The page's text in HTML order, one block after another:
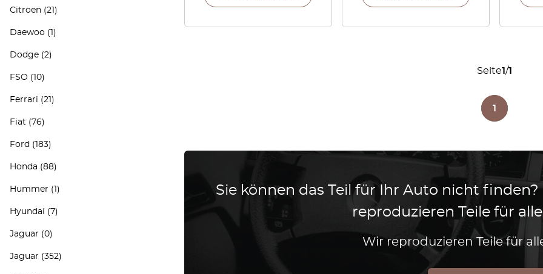
Citroen (21)
Daewoo (1)
Dodge (2)
FSO (10)
Ferrari (21)
Fiat (76)
Ford (183)
Honda (88)
Hummer (1)
Hyundai (7)
Jaguar (0)
Jaguar (352)
Seite1/1
1
Sie können das Teil für Ihr Auto nicht
reproduzieren Teile für
Wir reproduzieren Teile für